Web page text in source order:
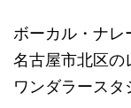
ボーカル・ナレ
名古屋市北区の
ワンダラースタ